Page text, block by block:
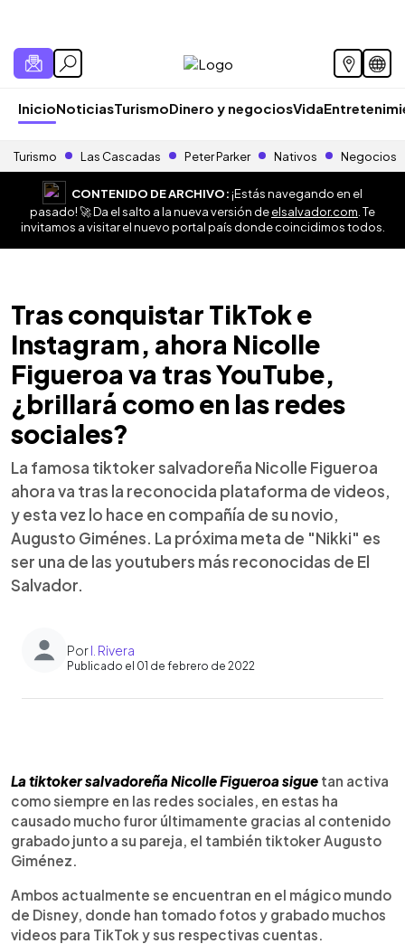
InicioNoticiasTurismoDinero y negociosVida
Turismo Las Cascadas Peter Parker Nativos Negocios
CONTENIDO DE ARCHIVO:¡Estás navegando en el
pasado! 🚀 Da el salto a la nueva versión deelsalvador.com . Te
invitamos a visitar el nuevo portal país donde coincidimos todos.
Tras conquistar TikTok e
Instagram, ahora Nicolle
Figueroa va tras YouTube,
¿brillará como en las redes
sociales?
La famosa tiktoker salvadoreña Nicolle Figueroa
ahora va tras la reconocida plataforma de videos,
y esta vez lo hace en compañía de su novio,
Augusto Giménes. La próxima meta de "Nikki" es
ser una de las youtubers más reconocidas de El
Salvador.
PorI. Rivera
Publicado el 01 de febrero de 2022
► Escuchar artículo
La tiktoker salvadoreña Nicolle Figueroa sigue tan activa
como siempre en las redes sociales, en estas ha
causado mucho furor últimamente gracias al contenido
grabado junto a su pareja, el también tiktoker Augusto
Giménez.
Ambos actualmente se encuentran en el mágico mundo
de Disney, donde han tomado fotos y grabado muchos
videos para TikTok y sus respectivas cuentas.